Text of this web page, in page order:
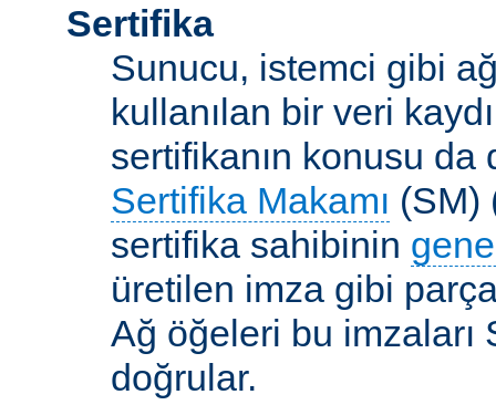
Sertifika
Sunucu, istemci gibi
kullanılan bir veri
sertifikanın konusu da
Sertifika Makamı (SM)
sertifika sahibinin
üretilen imza gibi
Ağ öğeleri bu imzaları
doğrular.